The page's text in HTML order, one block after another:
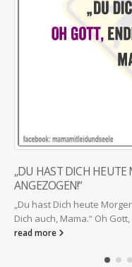
„DU HAST DICH HEUTE
ANGEZOGEN!“
„Du hast Dich heute
Dich auch, Mama.“ Oh
read more